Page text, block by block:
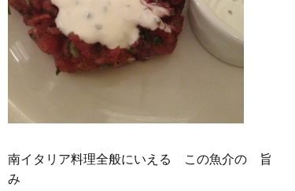
南イタリア料理全般にいえる この魚介の 旨
み